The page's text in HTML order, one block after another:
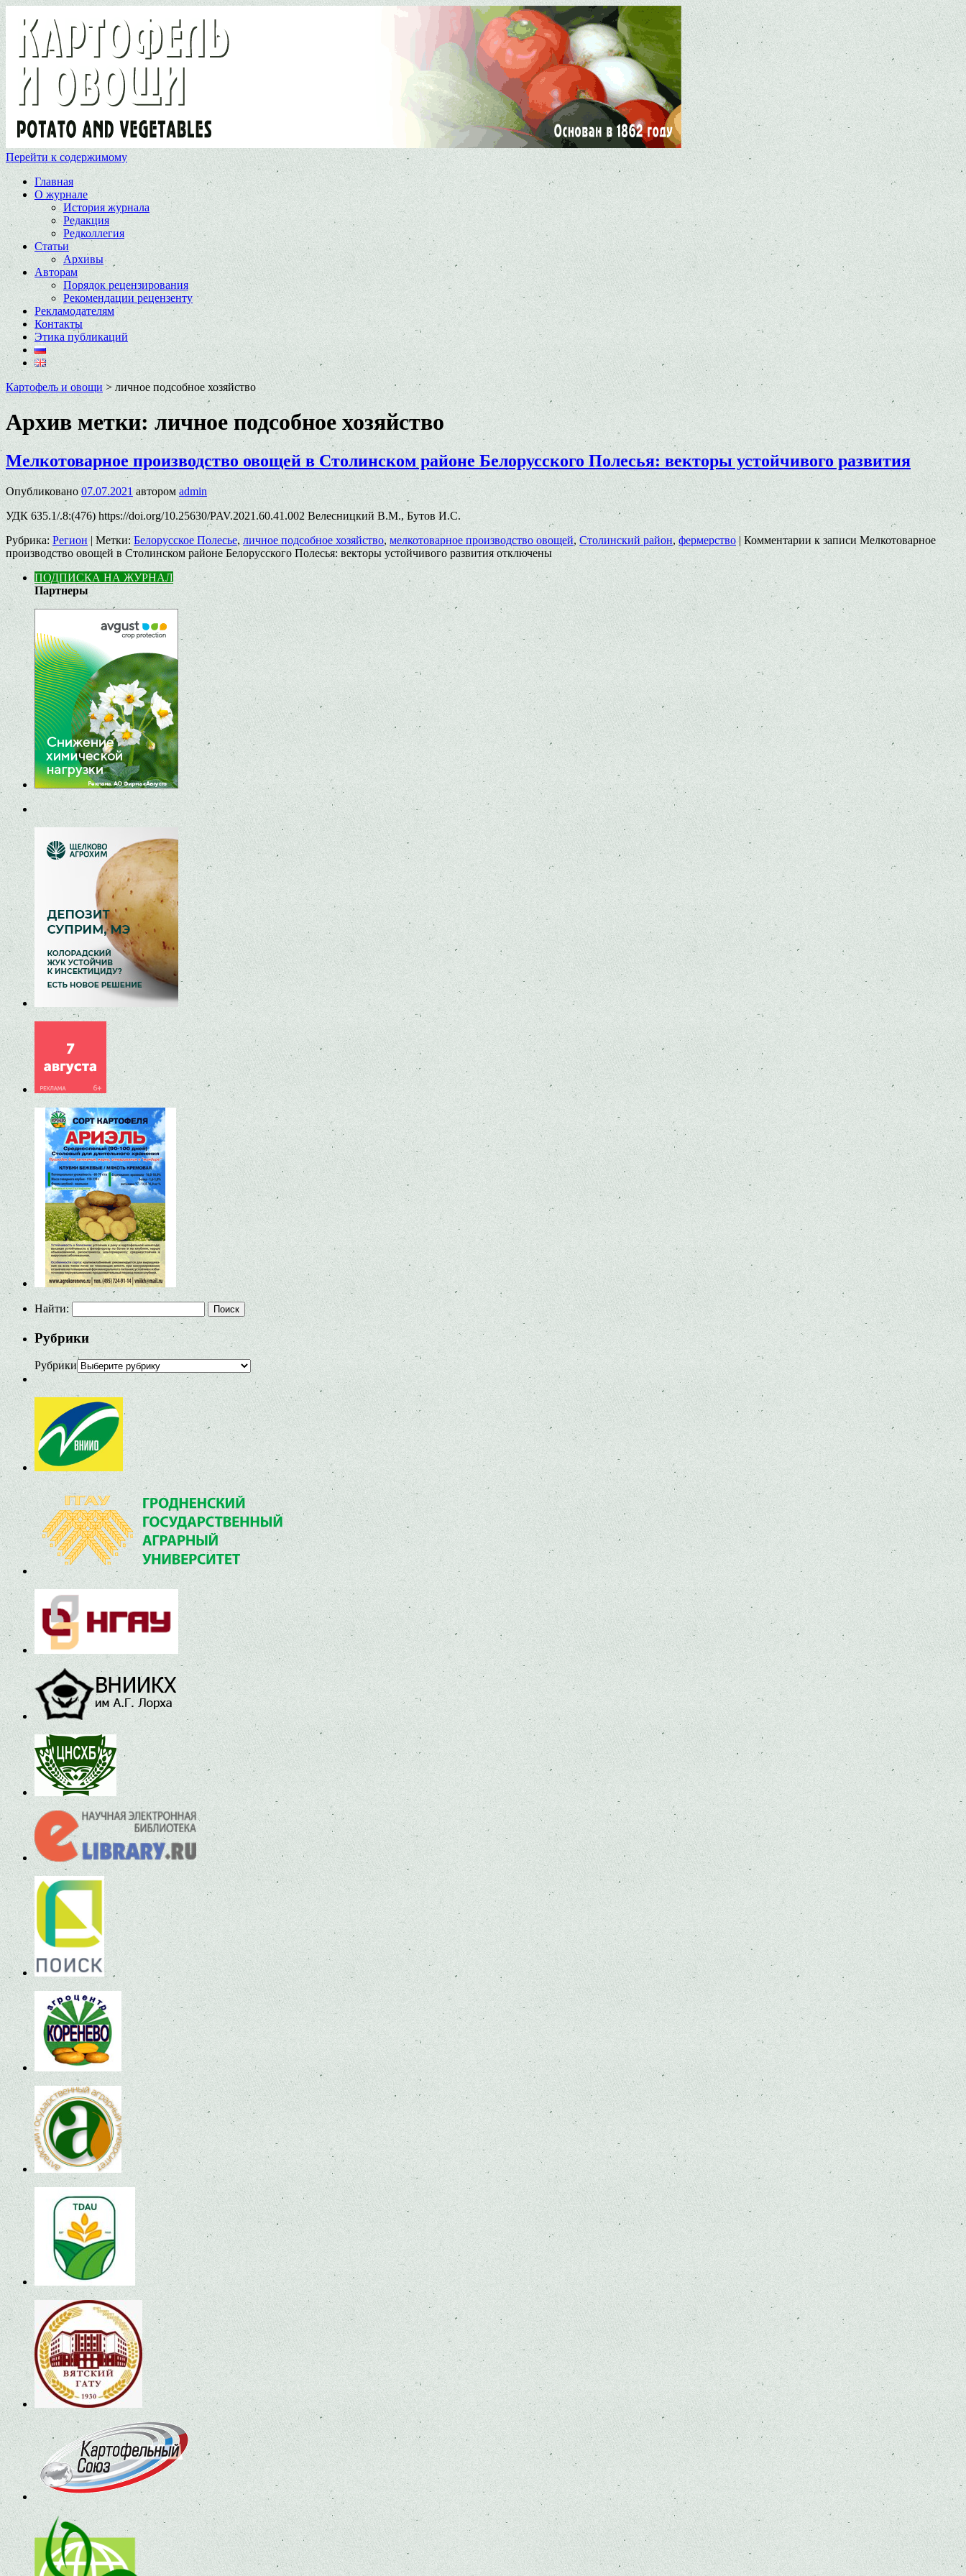
Перейти к содержимому
Главная
О журнале
История журнала
Редакция
Редколлегия
Статьи
Архивы
Авторам
Порядок рецензирования
Рекомендации рецензенту
Рекламодателям
Контакты
Этика публикаций
Картофель и овощи > личное подсобное хозяйство
Архив метки: личное подсобное хозяйство
Мелкотоварное производство овощей в Столинском районе Белорусского Полесья: векторы устойчивого развития
Опубликовано 07.07.2021 автором admin
УДК 635.1/.8:(476) https://doi.org/10.25630/PAV.2021.60.41.002 Велесницкий В.М., Бутов И.С.
Рубрика: Регион | Метки: Белорусское Полесье,личное подсобное хозяйство,мелкотоварное производство овощей, Столинский район, фермерство | Комментарии к записи Мелкотоварное
производство овощей в Столинском районе Белорусского Полесья: векторы устойчивого развития отключены
ПОДПИСКА НА ЖУРНАЛ
Партнеры
Найти:
Рубрики
Рубрики